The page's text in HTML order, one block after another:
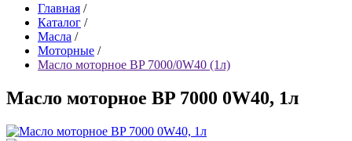
Главная /
Каталог /
Масла /
Моторные /
Масло моторное BP 7000/0W40 (1л)
Масло моторное BP 7000 0W40, 1л